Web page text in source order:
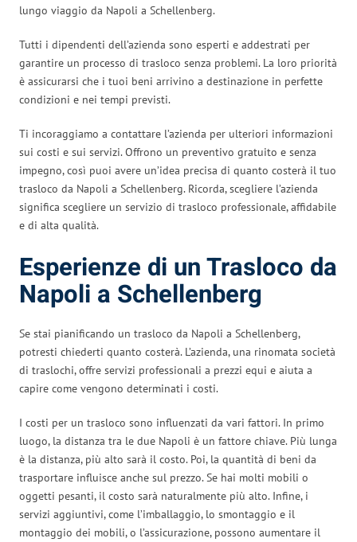
lungo viaggio da Napoli a Schellenberg.
Tutti i dipendenti dell’azienda sono esperti e addestrati per
garantire un processo di trasloco senza problemi. La loro priorità
è assicurarsi che i tuoi beni arrivino a destinazione in perfette
condizioni e nei tempi previsti.
Ti incoraggiamo a contattare l’azienda per ulteriori informazioni
sui costi e sui servizi. Offrono un preventivo gratuito e senza
impegno, così puoi avere un’idea precisa di quanto costerà il tuo
trasloco da Napoli a Schellenberg. Ricorda, scegliere l’azienda
significa scegliere un servizio di trasloco professionale, affidabile
e di alta qualità.
Esperienze di un Trasloco da
Napoli a Schellenberg
Se stai pianificando un trasloco da Napoli a Schellenberg,
potresti chiederti quanto costerà. L’azienda, una rinomata società
di traslochi, offre servizi professionali a prezzi equi e aiuta a
capire come vengono determinati i costi.
I costi per un trasloco sono influenzati da vari fattori. In primo
luogo, la distanza tra le due Napoli è un fattore chiave. Più lunga
è la distanza, più alto sarà il costo. Poi, la quantità di beni da
trasportare influisce anche sul prezzo. Se hai molti mobili o
oggetti pesanti, il costo sarà naturalmente più alto. Infine, i
servizi aggiuntivi, come l’imballaggio, lo smontaggio e il
montaggio dei mobili, o l’assicurazione, possono aumentare il